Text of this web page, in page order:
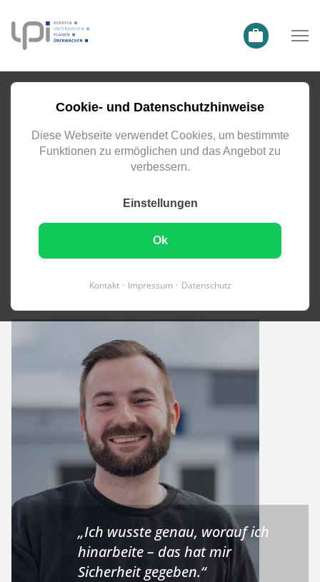
Cookie- und Datenschutzhinweise
Diese Webseite verwendet Cookies, um bestimmte
Funktionen zu ermöglichen und das Angebot zu
verbessern.
Einstellungen
Ok
Kontakt Impressum Datenschutz
Vom Baustoffprüfer zum
Bauingenieur
Mark Pullkowski
Mein Einstieg begann direkt nach der Ausbildung zum
Baustoffprüfer – zunächst im Labor, später als
Werkstudent während meines Studiums im
„Ich wusste genau, worauf ich
hinarbeite – das hat mir
Sicherheit gegeben.“